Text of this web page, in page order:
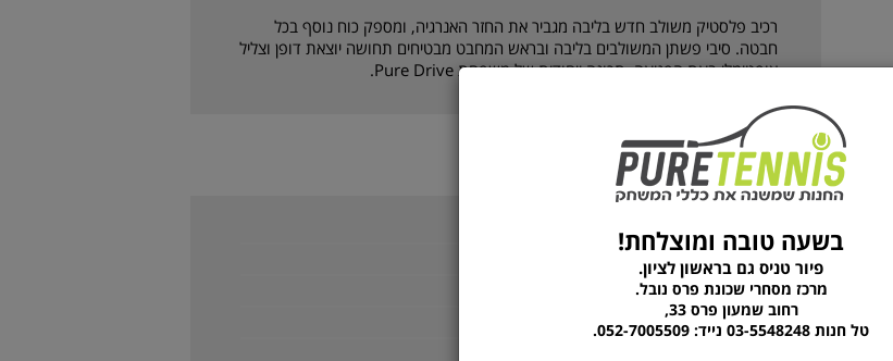
רכיב פלסטיק משולב חדש בליבה מגביר את החזר האנרגיה, ומספק כוח נוסף בכל
חבטה. סיבי פשתן המשולבים בליבה ובראש המחבט מבטיחים תחושה יוצאת דופן וצליל
אופטימלי בעת הפגיעה, תכונה ייחודית של משפחת Pure Drive.
מידע נוסף
Babolat
משקל המחבט 270 גרם
סוג המחבט
מקצועי
אורך המחבט
27 אינץ'
בשעה טובה ומוצלחת!
פיור טניס גם בראשון לציון.
מרכז מסחרי שכונת פרס נובל.
רחוב שמעון פרס 33,
טל חנות 03-5548248 נייד: 052-7005509.